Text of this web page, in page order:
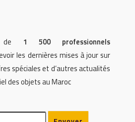
de 1 500 professionnels
les dernières mises à jour sur
spéciales et d’autres actualités
des objets au Maroc